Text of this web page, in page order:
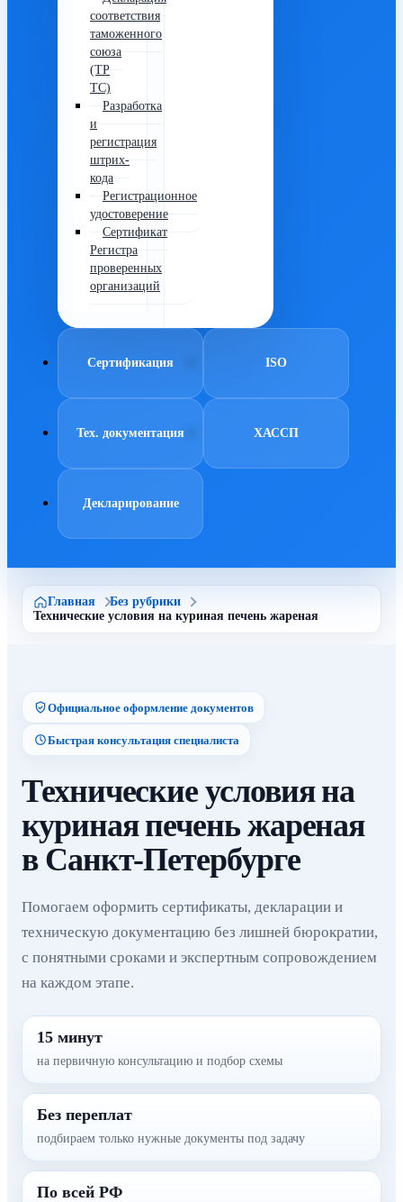
соответствия
таможенного
союза
(ТР
ТС)
Разработка
и
регистрация
штрих-
кода
Регистрационное
удостоверение
Сертификат
Регистра
проверенных
организаций
Сертификация ISO
Тех. документация ХАССП
Декларирование
Главная
Без рубрики
Технические условия на куриная печень жареная
Официальное оформление документов
Быстрая консультация специалиста
Технические условия на
куриная печень жареная
в Санкт-Петербурге
Помогаем оформить сертификаты, декларации и
техническую документацию без лишней бюрократии,
с понятными сроками и экспертным сопровождением
на каждом этапе.
15 минут
на первичную консультацию и подбор схемы
Без переплат
подбираем только нужные документы под задачу
По всей РФ